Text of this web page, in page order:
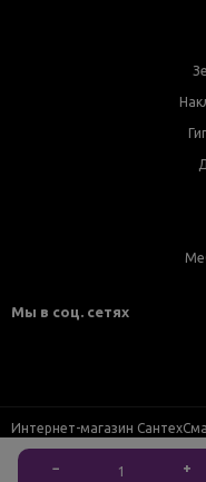
− +
Мы в соц. сетях
Интернет-магазин